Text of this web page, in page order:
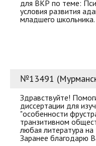
для ВКР по теме:
условия развития
младшего школьника.
№13491
Здравствуйте!
диссертации для
"особенности
транзитивном
любая литература
Заранее благодарю